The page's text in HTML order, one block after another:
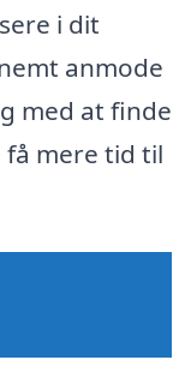
i dit
anmode
med at finde
mere tid til